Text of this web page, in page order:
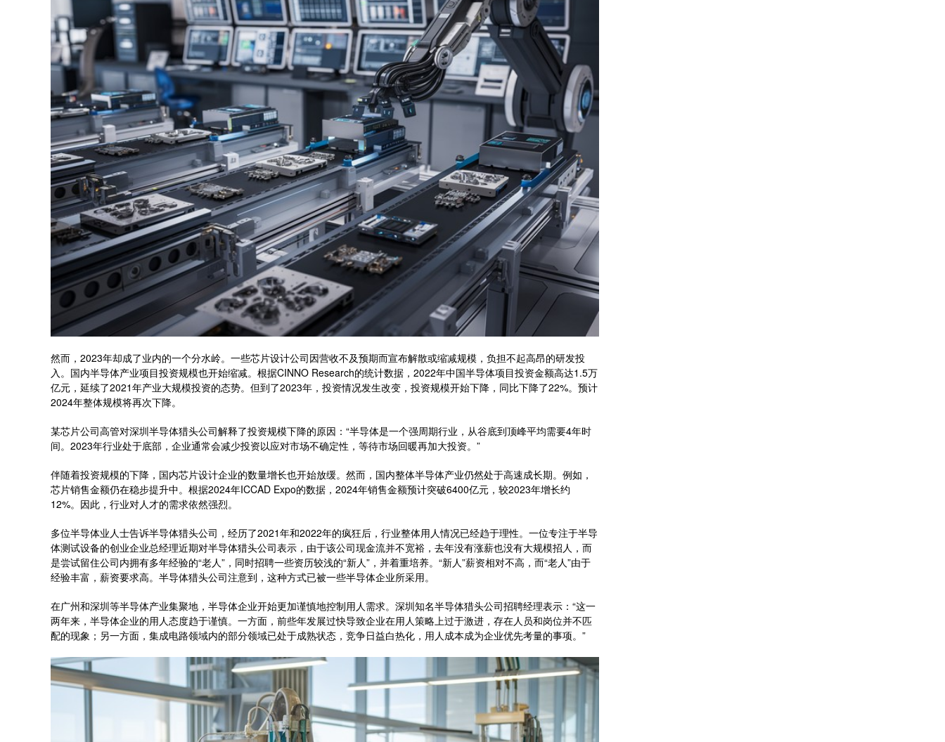
然而，2023年却成了业内的一个分水岭。一些芯片设计公司因营收不及预期而宣布解散或缩减规模，负担不起高昂的研发投
入。国内半导体产业项目投资规模也开始缩减。根据CINNO Research的统计数据，2022年中国半导体项目投资金额高达1.5万
亿元，延续了2021年产业大规模投资的态势。但到了2023年，投资情况发生改变，投资规模开始下降，同比下降了22%。预计
2024年整体规模将再次下降。
某芯片公司高管对深圳半导体猎头公司解释了投资规模下降的原因：“半导体是一个强周期行业，从谷底到顶峰平均需要4年时
间。2023年行业处于底部，企业通常会减少投资以应对市场不确定性，等待市场回暖再加大投资。”
伴随着投资规模的下降，国内芯片设计企业的数量增长也开始放缓。然而，国内整体半导体产业仍然处于高速成长期。例如，
芯片销售金额仍在稳步提升中。根据2024年ICCAD Expo的数据，2024年销售金额预计突破6400亿元，较2023年增长约
12%。因此，行业对人才的需求依然强烈。
多位半导体业人士告诉半导体猎头公司，经历了2021年和2022年的疯狂后，行业整体用人情况已经趋于理性。一位专注于半导
体测试设备的创业企业总经理近期对半导体猎头公司表示，由于该公司现金流并不宽裕，去年没有涨薪也没有大规模招人，而
是尝试留住公司内拥有多年经验的“老人”，同时招聘一些资历较浅的“新人”，并着重培养。“新人”薪资相对不高，而“老人”由于
经验丰富，薪资要求高。半导体猎头公司注意到，这种方式已被一些半导体企业所采用。
在广州和深圳等半导体产业集聚地，半导体企业开始更加谨慎地控制用人需求。深圳知名半导体猎头公司招聘经理表示：“这一
两年来，半导体企业的用人态度趋于谨慎。一方面，前些年发展过快导致企业在用人策略上过于激进，存在人员和岗位并不匹
配的现象；另一方面，集成电路领域内的部分领域已处于成熟状态，竞争日益白热化，用人成本成为企业优先考量的事项。”